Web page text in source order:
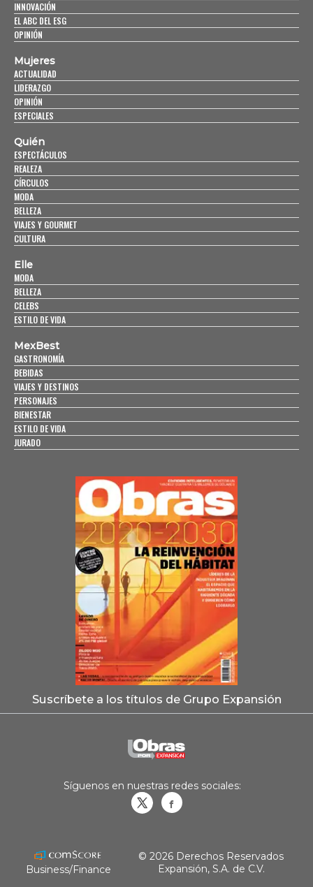
INNOVACIÓN
EL ABC DEL ESG
OPINIÓN
Mujeres
ACTUALIDAD
LIDERAZGO
OPINIÓN
ESPECIALES
Quién
ESPECTÁCULOS
REALEZA
CÍRCULOS
MODA
BELLEZA
VIAJES Y GOURMET
CULTURA
Elle
MODA
BELLEZA
CELEBS
ESTILO DE VIDA
MexBest
GASTRONOMÍA
BEBIDAS
VIAJES Y DESTINOS
PERSONAJES
BIENESTAR
ESTILO DE VIDA
JURADO
Suscríbete a los títulos de Grupo Expansión
Síguenos en nuestras redes sociales:
Business/Finance
© 2026 Derechos Reservados
Expansión, S.A. de C.V.